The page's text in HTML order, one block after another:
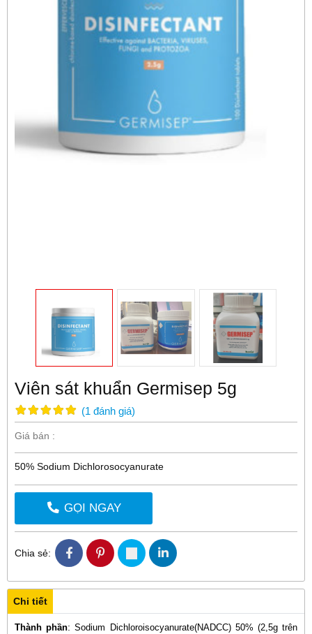
Viên sát khuẩn Germisep 5g
(1 đánh giá)
Giá bán :
50% Sodium Dichlorosocyanurate
GỌI NGAY
Chia sẻ:
Chi tiết
Thành phần:Sodium Dichloroisocyanurate(NADCC) 50% (2,5g trên